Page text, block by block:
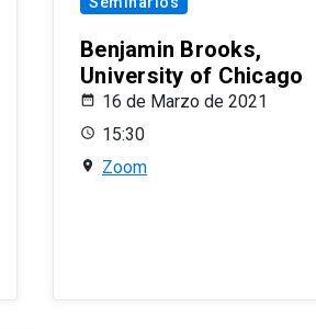
Benjamin Brooks,
University of Chicago
16 de Marzo de 2021
15:30
Zoom